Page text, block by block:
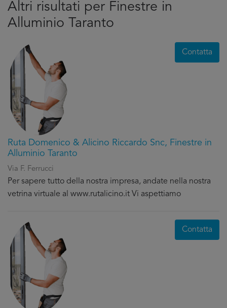
Altri risultati per Finestre in
Alluminio Taranto
Ruta Domenico & Alicino Riccardo Snc, Finestre in
Alluminio Taranto
Via F. Ferrucci
Per sapere tutto della nostra impresa, andate nella nostra
vetrina virtuale al www.rutalicino.it Vi aspettiamo
Contatta
Contatta